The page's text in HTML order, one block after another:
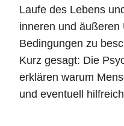
Laufe des Lebens
inneren und äußeren
Bedingungen zu
Kurz gesagt: Die
erklären warum
und eventuell